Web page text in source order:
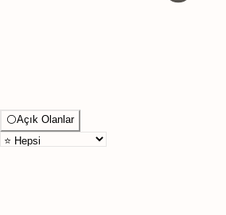
⚪Açık Olanlar